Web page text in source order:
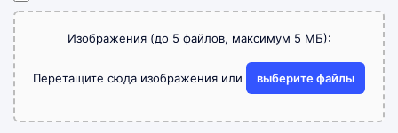
Изображения (до 5 файлов, максимум 5 МБ):
Перетащите сюда изображения или выберите файлы